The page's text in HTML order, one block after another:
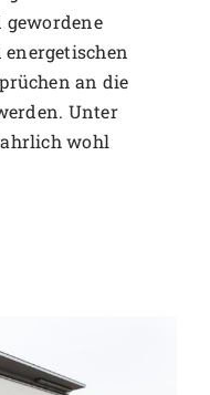
an die
Unter
wohl